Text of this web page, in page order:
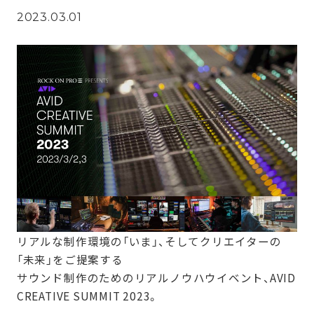
2023.03.01
リアルな制作環境の「いま」、そしてクリエイターの
「未来」をご提案する
サウンド制作のためのリアルノウハウイベント、AVID
CREATIVE SUMMIT 2023。